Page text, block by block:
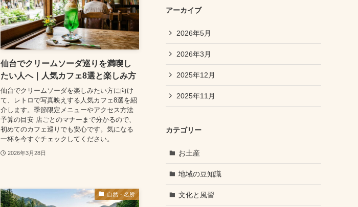
仙台でクリームソーダ巡りを満喫し
たい人へ｜人気カフェ8選と楽しみ方
仙台でクリームソーダを楽しみたい方に向け
て、レトロで写真映えする人気カフェ8選を紹
介します。季節限定メニューやアクセス方法
予算の目安 店ごとのマナーまで分かるので、
初めてのカフェ巡りでも安心です。気になる
一杯を今すぐチェックしてください。
2026年3月28日
自然・名所
アーカイブ
2026年5月
2026年3月
2025年12月
2025年11月
カテゴリー
お土産
地域の豆知識
文化と風習